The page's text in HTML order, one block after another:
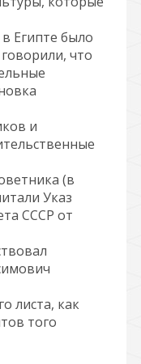
Египте было
что
и
(в
Указ
СССР от
листа, как
того